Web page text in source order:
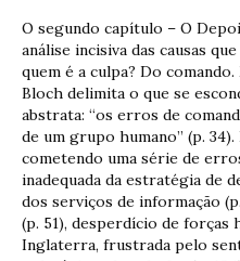
O segundo capítulo – O
análise incisiva das causas
quem é a culpa? Do
Bloch delimita o que se
abstrata: “os erros de
de um grupo humano” (p.
cometendo uma série de
inadequada da estratégia de
dos serviços de informação
(p. 51), desperdício de forças
Inglaterra, frustrada pelo